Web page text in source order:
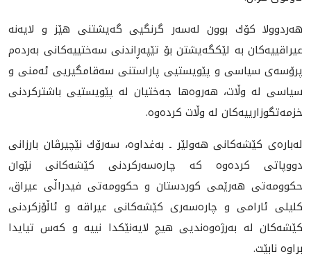
هه‌ردوولا كۆك بوون له‌سه‌ر گرنگيى گه‌يشتنى هێز و لايه‌نه‌
عيراقييه‌كان به‌ ‏لێكگه‌يشتن بۆ تێپه‌ڕاندنى سه‌ختييه‌كانى به‌رده‌م
پرۆسه‌ى سياسى و پێويستيى ‏پاراستنى سه‌قامگيريى ئه‌منى و
سياسى له‌ وڵات، هه‌روه‌ها جه‌ختيان له‌ پێويستيى ‏باشتركردنى
خزمه‌تگوزارييه‌كان له‌ وڵات كرده‌وه‌.‏
له‌باره‌ى كێشه‌كانى هه‌ولێر ـ به‌غداوه‌، سه‌رۆك نێچيرڤان بارزانى
دووپاتى كرده‌وه‌ ‏كه‌ چاره‌سه‌ركردنى كێشه‌كانى نێوان
حكوومه‌تى هه‌رێمى كوردستان و حكوومه‌تى ‏فيدراڵى عيراق،
كليلى ئارامى و چاره‌سه‌رى كێشه‌كانى عيراقه‌ و ئاڵۆزكردنى
‏كێشه‌كان له‌ به‌رژه‌وه‌نديى هيچ لايه‌نێكدا نييه و كه‌س تيايدا
براوه‌ نابێت‌.‏